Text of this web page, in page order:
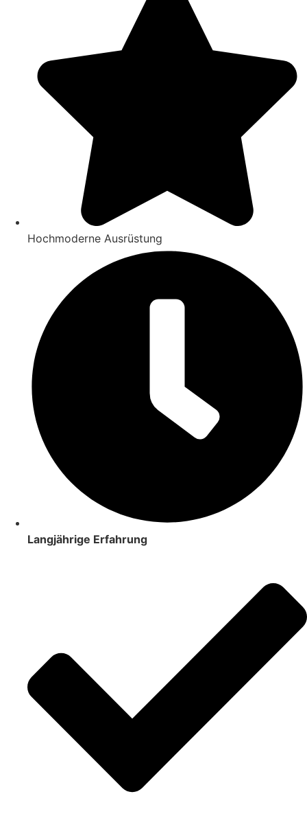
Hochmoderne Ausrüstung
Langjährige Erfahrung